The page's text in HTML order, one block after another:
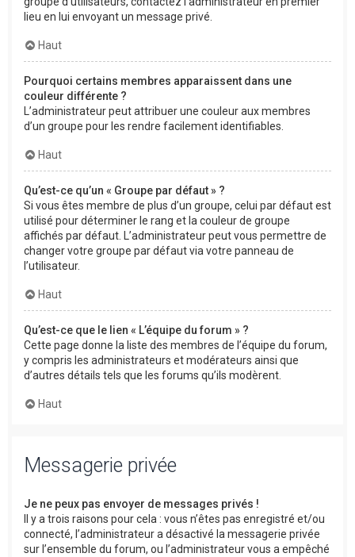
lieu en lui envoyant un message privé.
Haut
Pourquoi certains membres apparaissent dans une
couleur différente ?
L’administrateur peut attribuer une couleur aux membres
d’un groupe pour les rendre facilement identifiables.
Haut
Qu’est-ce qu’un « Groupe par défaut » ?
Si vous êtes membre de plus d’un groupe, celui par défaut est
utilisé pour déterminer le rang et la couleur de groupe
affichés par défaut. L’administrateur peut vous permettre de
changer votre groupe par défaut via votre panneau de
l’utilisateur.
Haut
Qu’est-ce que le lien « L’équipe du forum » ?
Cette page donne la liste des membres de l’équipe du forum,
y compris les administrateurs et modérateurs ainsi que
d’autres détails tels que les forums qu’ils modèrent.
Haut
Messagerie privée
Je ne peux pas envoyer de messages privés !
Il y a trois raisons pour cela : vous n’êtes pas enregistré et/ou
connecté, l’administrateur a désactivé la messagerie privée
sur l’ensemble du forum, ou l’administrateur vous a empêché